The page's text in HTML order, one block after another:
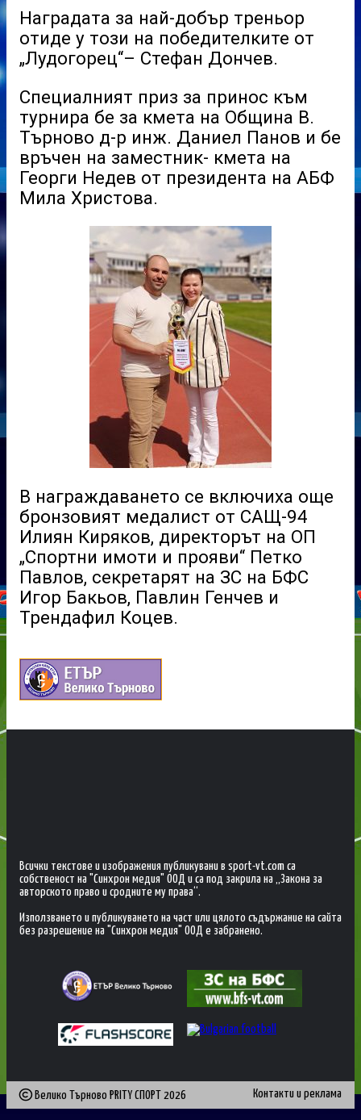
Наградата за най-добър треньор
отиде у този на победителките от
„Лудогорец“– Стефан Дончев.
Специалният приз за принос към
турнира бе за кмета на Община В.
Търново д-р инж. Даниел Панов и бе
връчен на заместник- кмета на
Георги Недев от президента на АБФ
Мила Христова.
В награждаването се включиха още
бронзовият медалист от САЩ-94
Илиян Киряков, директорът на ОП
„Спортни имоти и прояви“ Петко
Павлов, секретарят на ЗС на БФС
Игор Бакьов, Павлин Генчев и
Трендафил Коцев.
Всички текстове и изображения публикувани в sport-vt.com са
собственост на "Синхрон медия" ООД и са под закрила на „Закона за
авторското право и сродните му права“.
Използването и публикуването на част или цялото съдържание на сайта
без разрешение на "Синхрон медия" ООД е забранено.
Велико Търново PRITY СПОРТ 2026 Контакти и реклама